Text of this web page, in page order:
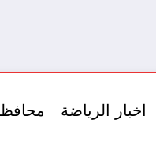
اخبار الرياضة